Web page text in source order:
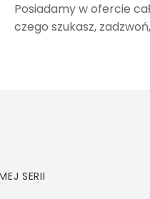
Posiadamy w ofercie
czego szukasz,
SERII